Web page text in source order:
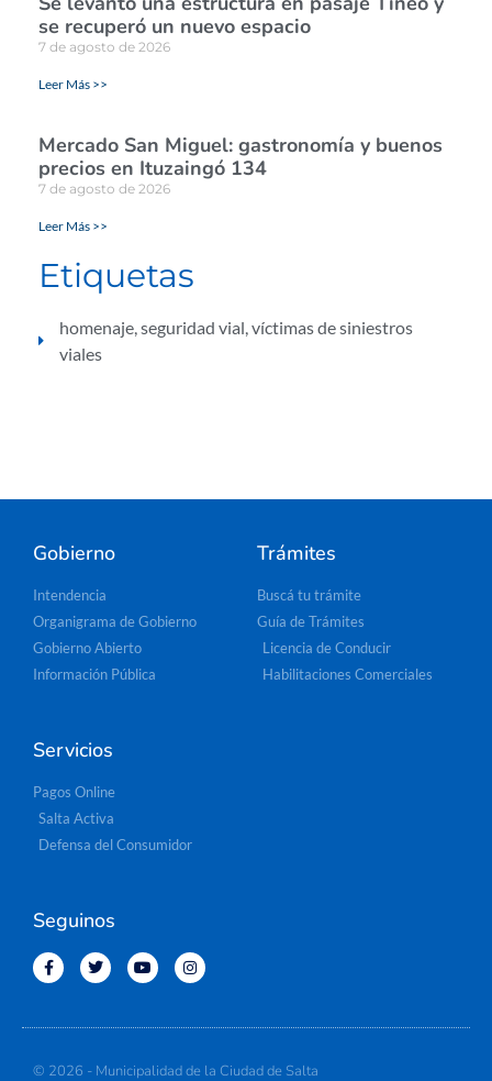
se recuperó un nuevo espacio
7 de agosto de 2026
Leer Más >>
Mercado San Miguel: gastronomía y buenos
precios en Ituzaingó 134
7 de agosto de 2026
Leer Más >>
Etiquetas
homenaje,seguridad vial,víctimas de siniestros
viales
Gobierno
Intendencia
Organigrama de Gobierno
Gobierno Abierto
Información Pública
Trámites
Buscá tu trámite
Guía de Trámites
Licencia de Conducir
Habilitaciones Comerciales
Servicios
Pagos Online
Salta Activa
Defensa del Consumidor
Seguinos
© 2026 - Municipalidad de la Ciudad de Salta